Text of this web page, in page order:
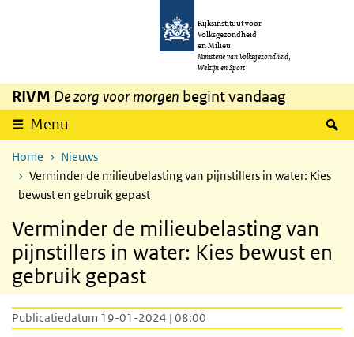
Overslaan en naar de inhoud gaan
Rijksinstituut voor
Volksgezondheid
en Milieu
Ministerie van Volksgezondheid,
Welzijn en Sport
RIVM De zorg voor morgen begint vandaag
Menu
Home
Nieuws
Verminder de milieubelasting van pijnstillers in water: Kies
bewust en gebruik gepast
Verminder de milieubelasting van
pijnstillers in water: Kies bewust en
gebruik gepast
Publicatiedatum 19-01-2024 | 08:00